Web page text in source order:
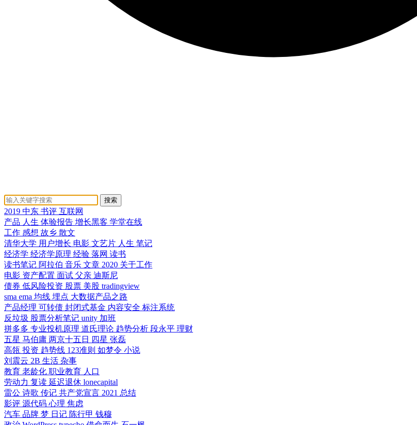
搜索
2019 中东 书评 互联网
产品 人生 体验报告 增长黑客 学堂在线
工作 感想 故乡 散文
清华大学 用户增长 电影 文艺片 人生 笔记
经济学 经济学原理 经验 落网 读书
读书笔记 阿拉伯 音乐 文章 2020 关于工作
电影 资产配置 面试 父亲 迪斯尼
债券 低风险投资 股票 美股 tradingview
sma ema 均线 埋点 大数据产品之路
产品经理 可转债 封闭式基金 内容安全 标注系统
反垃圾 股票分析笔记 unity 加班
拼多多 专业投机原理 道氏理论 趋势分析 段永平 理财
五星 马伯庸 两京十五日 四星 张磊
高瓴 投资 趋势线 123准则 如梦令 小说
刘震云 2B 生活 杂事
教育 老龄化 职业教育 人口
劳动力 复读 延迟退休 lonecapital
雷公 诗歌 传记 共产党宣言 2021 总结
影评 源代码 心理 焦虑
汽车 品牌 梦 日记 陈行甲 钱穆